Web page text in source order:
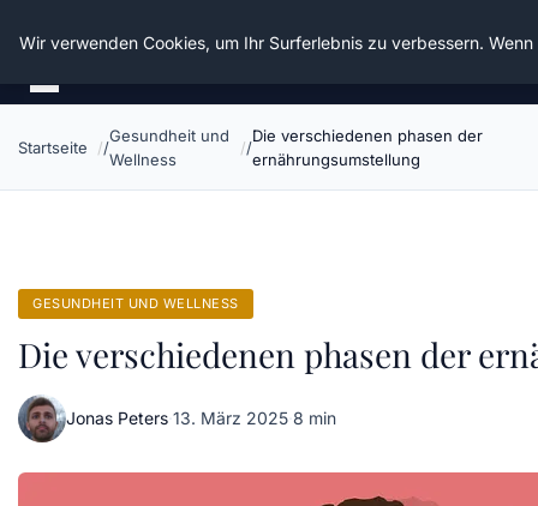
Die Schnitter
Startseite
Gesundheit und
Wellness
Die verschiedenen phasen der
ernährungsumstellung
GESUNDHEIT UND WELLNESS
Die verschiedenen phasen der
Jonas Peters·13. März 2025·8 min
Wir verwenden Cookies, um Ihr Surferlebnis zu verbessern.